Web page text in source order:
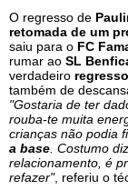
O regresso de
retomada de um
saiu para o FC
rumar ao SL
verdadeiro
também de
"Gostaria de ter
rouba-te muita
crianças não podia
a base . Costumo
relacionamento, é
refazer", referiu o